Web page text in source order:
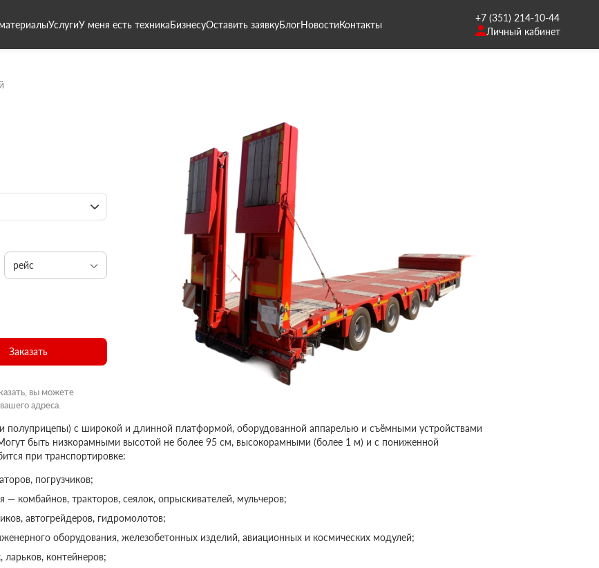
УслугиУ меня есть техникаБизнесуОставить заявкуБлогНовостиКонтакты
+7 (351) 214-10-44
Личный кабинет
рейс
Заказать
вы можете
адреса.
полуприцепы) с широкой и длинной платформой, оборудованной аппарелью и съёмными устройствами
Могут быть низкорамными высотой не более 95 см, высокорамными (более 1 м) и с пониженной
при транспортировке:
погрузчиков;
комбайнов, тракторов, сеялок, опрыскивателей, мульчеров;
автогрейдеров, гидромолотов;
оборудования, железобетонных изделий, авиационных и космических модулей;
контейнеров;